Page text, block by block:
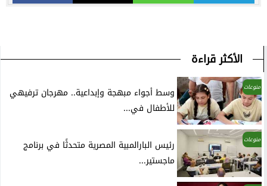
الأكثر قراءة
منوعات
وسط أجواء مبهجة وإبداعية.. مهرجان ترفيهي
للأطفال في...
منوعات
رئيس البارالمبية المصرية متحدثًا في برنامج
ماجستير...